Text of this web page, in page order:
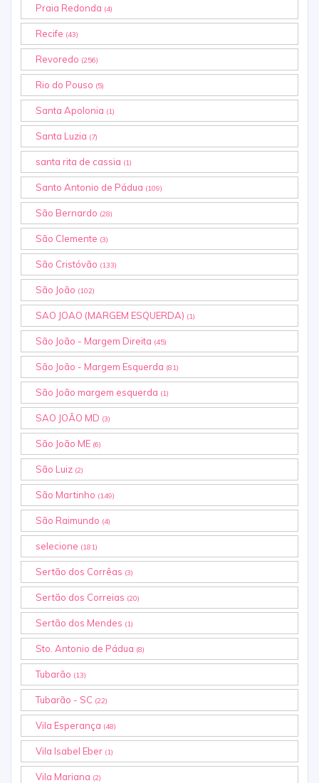
Praia Redonda (4)
Recife (43)
Revoredo (256)
Rio do Pouso (5)
Santa Apolonia (1)
Santa Luzia (7)
santa rita de cassia (1)
Santo Antonio de Pádua (109)
São Bernardo (28)
São Clemente (3)
São Cristóvão (133)
São João (102)
SAO JOAO (MARGEM ESQUERDA) (1)
São João - Margem Direita (45)
São João - Margem Esquerda (81)
São João margem esquerda (1)
SAO JOÃO MD (3)
São João ME (6)
São Luiz (2)
São Martinho (149)
São Raimundo (4)
selecione (181)
Sertão dos Corrêas (3)
Sertão dos Correias (20)
Sertão dos Mendes (1)
Sto. Antonio de Pádua (8)
Tubarão (13)
Tubarão - SC (22)
Vila Esperança (48)
Vila Isabel Eber (1)
Vila Mariana (2)